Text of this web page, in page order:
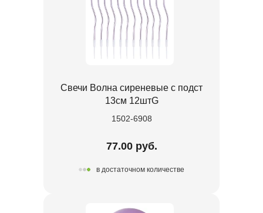
Свечи Волна сиреневые с подст
13см 12штG
1502-6908
77.00 руб.
в достаточном количестве